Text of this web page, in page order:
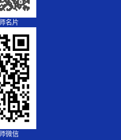
名片
微信